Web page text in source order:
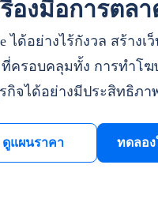
องมือการตล
ได้อย่างไร้กังวล สร้าง
ที่ครอบคลุมทั้ง การทำโ
จได้อย่างมีประสิทธิภา
ดูแผนราคา ทดลอง